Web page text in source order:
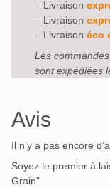
– Livraison
– Livraison
– Livraison éco
Les
sont expédiées
Avis
Il n’y a pas encore
Soyez le premier à
Grain”